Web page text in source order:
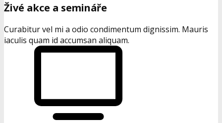
Živé akce a semináře
Curabitur vel mi a odio condimentum dignissim. Mauris
iaculis quam id accumsan aliquam.